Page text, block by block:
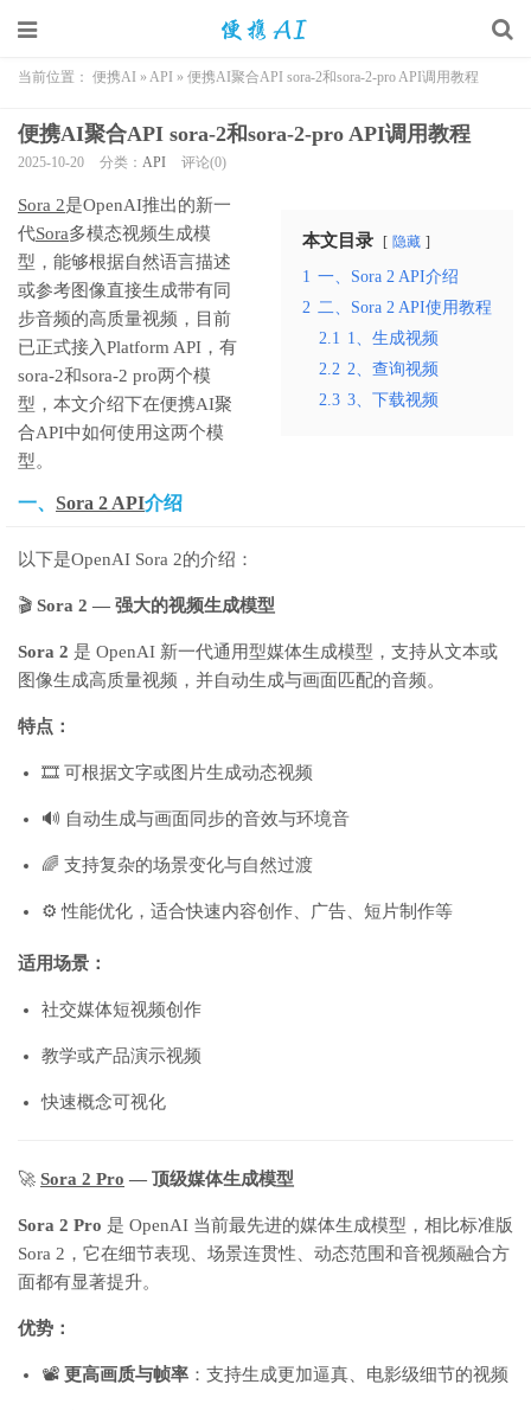
当前位置： 便携AI »API » 便携AI聚合API sora-2和sora-2-pro API调用教程
便携AI聚合API sora-2和sora-2-pro API调用教程
2025-10-20 分类： API 评论(0)
本文目录 隐藏
1 一、Sora 2 API介绍
2 二、Sora 2 API使用教程
2.1 1、生成视频
2.2 2、查询视频
2.3 3、下载视频
Sora 2是OpenAI推出的新一
代Sora多模态视频生成模
型，能够根据自然语言描述
或参考图像直接生成带有同
步音频的高质量视频，目前
已正式接入Platform API，有
sora-2和sora-2 pro两个模
型，本文介绍下在便携AI聚
合API中如何使用这两个模
型。
一、 Sora 2 API介绍
以下是OpenAI Sora 2的介绍：
🎬 Sora 2 — 强大的视频生成模型
Sora 2 是 OpenAI 新一代通用型媒体生成模型，支持从文本或
图像生成高质量视频，并自动生成与画面匹配的音频。
特点：
🎞️ 可根据文字或图片生成动态视频
🔊 自动生成与画面同步的音效与环境音
🌈 支持复杂的场景变化与自然过渡
⚙️ 性能优化，适合快速内容创作、广告、短片制作等
适用场景：
社交媒体短视频创作
教学或产品演示视频
快速概念可视化
🚀 Sora 2 Pro — 顶级媒体生成模型
Sora 2 Pro 是 OpenAI 当前最先进的媒体生成模型，相比标准版
Sora 2，它在细节表现、场景连贯性、动态范围和音视频融合方
面都有显著提升。
优势：
📽️ 更高画质与帧率 ：支持生成更加逼真、电影级细节的视频